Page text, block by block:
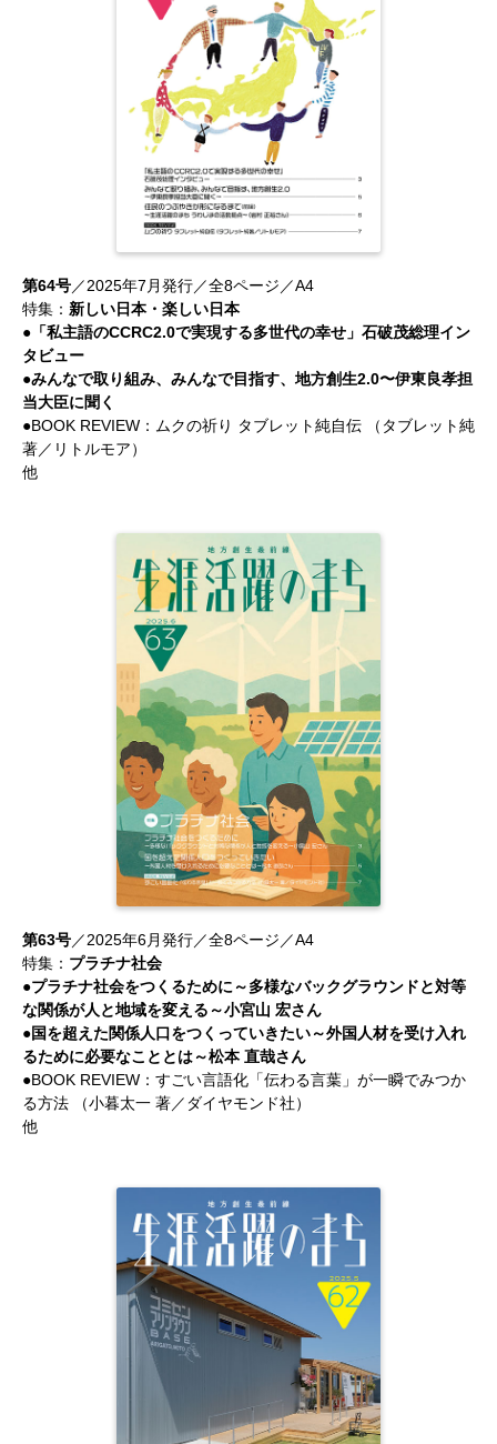
第64号／2025年7月発行／全8ページ／A4
特集： 新しい日本・楽しい日本
●「私主語のCCRC2.0で実現する多世代の幸せ」石破茂総理イン
タビュー
●みんなで取り組み、みんなで目指す、地方創生2.0〜伊東良孝担
当大臣に聞く
●BOOK REVIEW：ムクの祈り タブレット純自伝 （タブレット純
著／リトルモア）
他
第63号／2025年6月発行／全8ページ／A4
特集： プラチナ社会
●プラチナ社会をつくるために～多様なバックグラウンドと対等
な関係が人と地域を変える～小宮山 宏さん
●国を超えた関係人口をつくっていきたい～外国人材を受け入れ
るために必要なこととは～松本 直哉さん
●BOOK REVIEW：すごい言語化「伝わる言葉」が一瞬でみつか
る方法 （小暮太一 著／ダイヤモンド社）
他